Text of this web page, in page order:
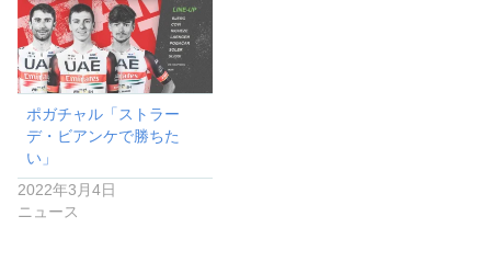
ポガチャル「ストラー
デ・ビアンケで勝ちた
い」
2022年3月4日
ニュース